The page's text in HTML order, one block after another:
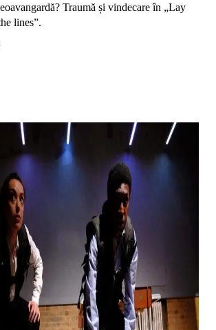
Traumă și vindecare în „Lay
lines”.